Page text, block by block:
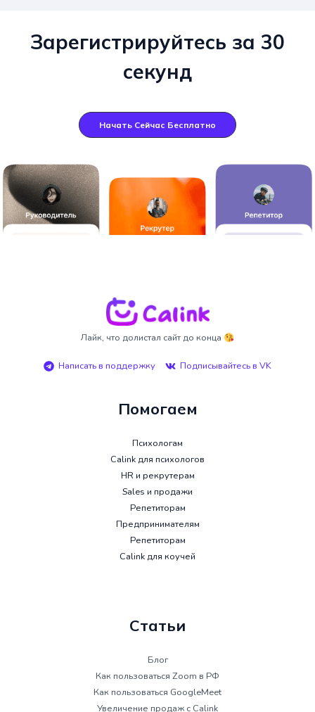
Зарегистрируйтесь за 30
секунд
Начать Сейчас Бесплатно
Лайк, что долистал сайт до конца
Написать в поддержку Подписывайтесь в VK
Помогаем
Психологам
Calink для психологов
HR и рекрутерам
Sales и продажи
Репетиторам
Предпринимателям
Репетиторам
Calink для коучей
Статьи
Блог
Как пользоваться Zoom в РФ
Как пользоваться GoogleMeet
Увеличение продаж с Calink